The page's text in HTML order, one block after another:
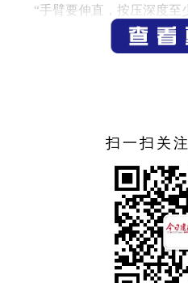
“手臂要伸直，按压深度
01、02、03……”在活动室里一
学吸引了众多村民围观。颜纯
电视上看过，今天自己按了一
岁的王大爷在医生指导下完成
微微冒汗，却笑得开心。现场
动，从孩童到七旬老人，纷纷
习的阿姨说：“学会了这个，万
扫一扫关